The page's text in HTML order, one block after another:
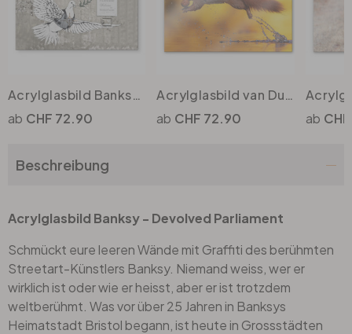
Eingangsbereich
Acrylglasbild Banksy - Die Friedenstaube
CHF 72.90
Acrylglasbild van Duijn - Eichhörnchen im Sprung
CHF 72.90
Beschreibung
Acrylglasbild Banksy - Devolved Parliament
Schmückt eure leeren Wände mit Graffiti des berühmten
Streetart-Künstlers Banksy. Niemand weiss, wer er
wirklich ist oder wie er heisst, aber er ist trotzdem
weltberühmt. Was vor über 25 Jahren in Banksys
Heimatstadt Bristol begann, ist heute in Grossstädten